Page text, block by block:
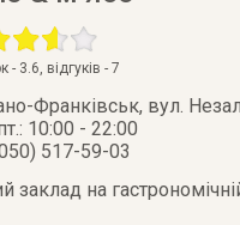
- 3.6, відгуків -7
Франківськ, вул.
10:00 - 22:00
517-59-03
заклад на